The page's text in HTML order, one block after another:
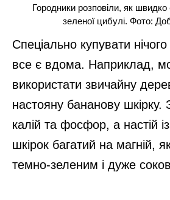
Городники розповіли, як
зеленої цибулі. Фото:
Спеціально купувати
все є вдома. Наприклад,
використати звичайну
настояну бананову шкірку.
калій та фосфор, а настій
шкірок багатий на магній,
темно-зеленим і дуже